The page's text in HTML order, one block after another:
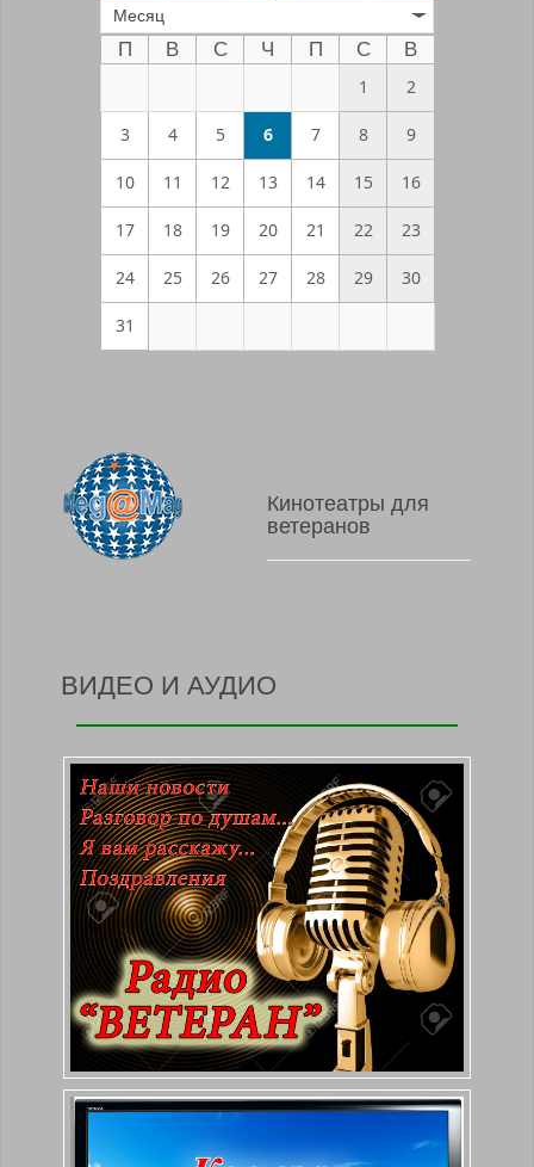
Месяц
П В С Ч П С
В
1
2
3 4 5 6 7 8 9
10 11 12 13 14 15 16
17 18 19 20 21 22 23
24 25 26 27 28 29 30
31
Кинотеатры для
ветеранов
ВИДЕО И АУДИО